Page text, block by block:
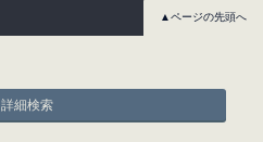
▲ページの先頭へ
詳細検索